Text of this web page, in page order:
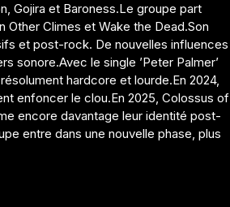
Gojira et Baroness.Le groupe part
Other Climes et Wake the Dead.Son
et post-rock. De nouvelles influences
sonore.Avec le single ’Peter Palmer’
hardcore et lourde.En 2024,
enfoncer le clou.En 2025, Colossus of
encore davantage leur identité post-
entre dans une nouvelle phase, plus